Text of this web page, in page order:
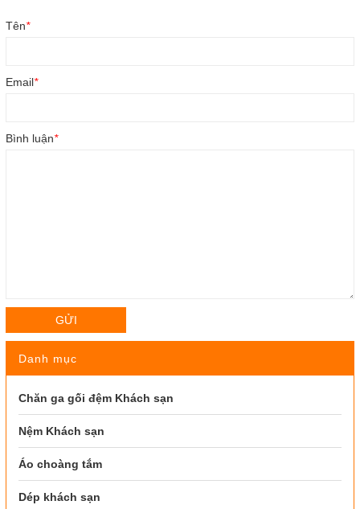
Tên*
Email*
Bình luận*
GỬI
Danh mục
Chăn ga gối đệm Khách sạn
Nệm Khách sạn
Áo choàng tắm
Dép khách sạn